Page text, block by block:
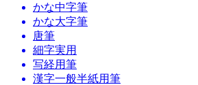
かな中字筆
かな大字筆
唐筆
細字実用
写経用筆
漢字一般半紙用筆